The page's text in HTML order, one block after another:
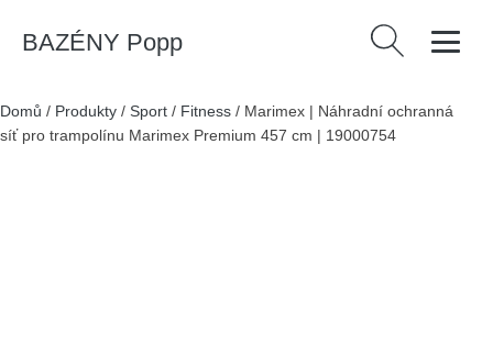
BAZÉNY Popp Vyhledávání
Domů / Produkty / Sport / Fitness / Marimex | Náhradní ochranná
síť pro trampolínu Marimex Premium 457 cm | 19000754